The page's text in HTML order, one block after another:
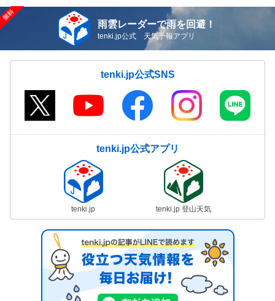
雨雲レーダーで雨を回避！
tenki.jp公式 天気予報アプリ
tenki.jp公式SNS
tenki.jp公式アプリ
tenki.jp tenki.jp 登山天気